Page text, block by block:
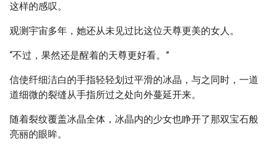
这样的感叹。
观测宇宙多年，她还从未见过比这位天尊更美的女人。
“不过，果然还是醒着的天尊更好看。”
信使纤细洁白的手指轻轻划过平滑的冰晶，与之同时，一道
道细微的裂缝从手指所过之处向外蔓延开来。
随着裂纹覆盖冰晶全体，冰晶内的少女也睁开了那双宝石般
亮丽的眼眸。